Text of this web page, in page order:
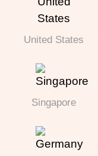
United States
Singapore